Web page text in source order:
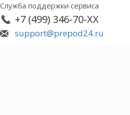
Служба поддержки сервиса
+7 (499) 346-70-XX
support@prepod24.ru